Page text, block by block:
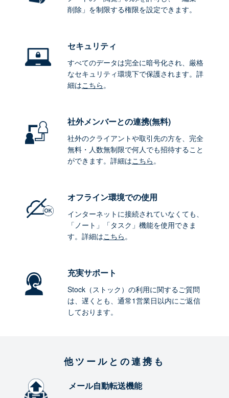
削除」を制限する権限を設定できます。
セキュリティ
すべてのデータは完全に暗号化され、厳格
なセキュリティ環境下で保護されます。詳
細はこちら。
社外メンバーとの連携(無料)
社外のクライアントや取引先の方を、完全
無料・人数無制限で何人でも招待すること
ができます。詳細はこちら。
オフライン環境での使用
インターネットに接続されていなくても、
「ノート」「タスク」機能を使用できま
す。詳細はこちら。
充実サポート
Stock（ストック）の利用に関するご質問
は、遅くとも、通常1営業日以内にご返信
しております。
他ツールとの連携も
メール自動転送機能